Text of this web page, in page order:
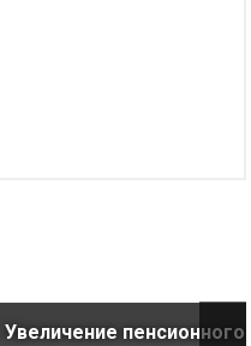
Увеличение пенсионного